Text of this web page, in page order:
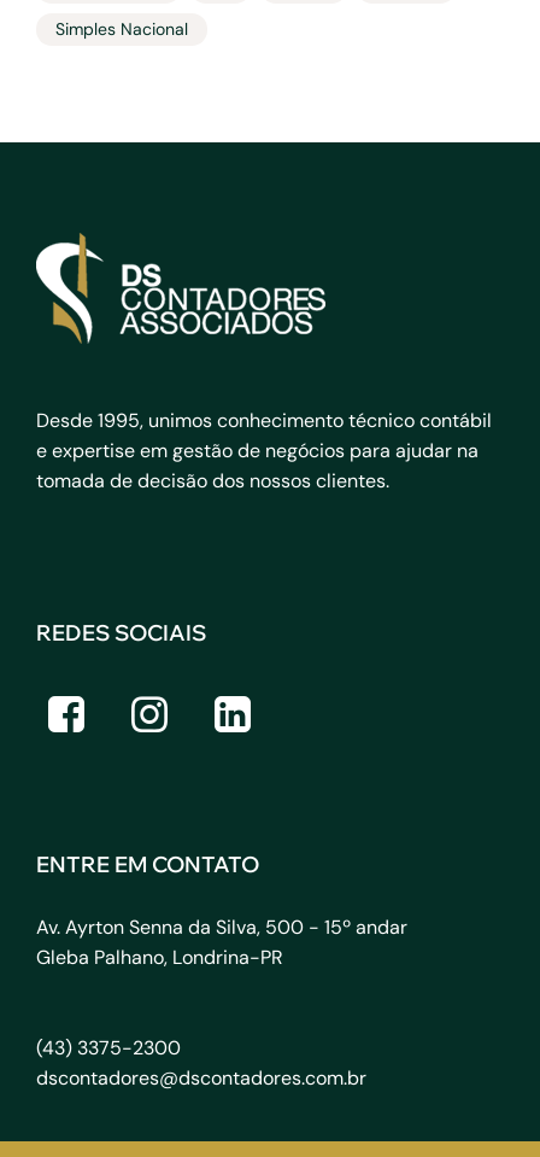
Simples Nacional
Desde 1995, unimos conhecimento técnico contábil
e expertise em gestão de negócios para ajudar na
tomada de decisão dos nossos clientes.
REDES SOCIAIS
ENTRE EM CONTATO
Av. Ayrton Senna da Silva, 500 - 15º andar
Gleba Palhano, Londrina-PR
(43) 3375-2300
dscontadores@dscontadores.com.br